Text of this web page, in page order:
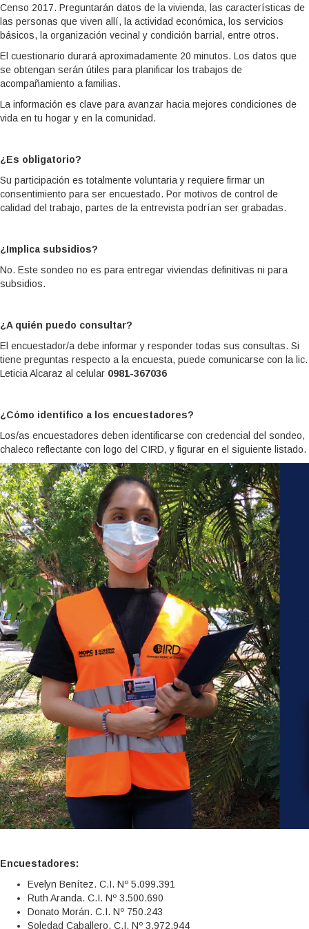
Censo 2017. Preguntarán datos de la vivienda, las características de
las personas que viven allí, la actividad económica, los servicios
básicos, la organización vecinal y condición barrial, entre otros.
El cuestionario durará aproximadamente 20 minutos. Los datos que
se obtengan serán útiles para planificar los trabajos de
acompañamiento a familias.
La información es clave para avanzar hacia mejores condiciones de
vida en tu hogar y en la comunidad.
¿Es obligatorio?
Su participación es totalmente voluntaria y requiere firmar un
consentimiento para ser encuestado. Por motivos de control de
calidad del trabajo, partes de la entrevista podrían ser grabadas.
¿Implica subsidios?
No. Este sondeo no es para entregar viviendas definitivas ni para
subsidios.
¿A quién puedo consultar?
El encuestador/a debe informar y responder todas sus consultas. Si
tiene preguntas respecto a la encuesta, puede comunicarse con la lic.
Leticia Alcaraz al celular 0981-367036
¿Cómo identifico a los encuestadores?
Los/as encuestadores deben identificarse con credencial del sondeo,
chaleco reflectante con logo del CIRD, y figurar en el siguiente listado.
Encuestadores:
Evelyn Benítez. C.I. Nº 5.099.391
Ruth Aranda. C.I. Nº 3.500.690
Donato Morán. C.I. Nº 750.243
Soledad Caballero. C.I. Nº 3.972.944